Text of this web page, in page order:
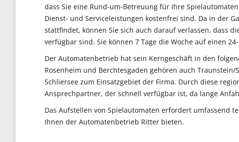
dass Sie eine Rund-um-Betreuung für Ihre
Dienst- und Serviceleistungen kostenfrei sind. Da in der
stattfindet, können Sie sich auch darauf verlassen, dass
verfügbar sind. Sie können 7 Tage die Woche auf einen
Der Automatenbetrieb hat sein Kerngeschäft in den
Rosenheim und Berchtesgaden gehören auch
Schliersee zum Einsatzgebiet der Firma. Durch diese
Ansprechpartner, der schnell verfügbar ist, da lange
Das Aufstellen von Spielautomaten erfordert umfassend
Ihnen der Automatenbetrieb Ritter bieten.